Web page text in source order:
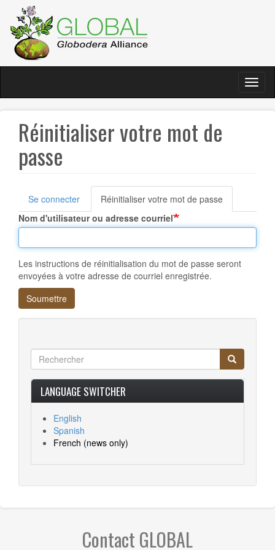
main
content
Réinitialiser votre mot de
passe
Onglets
principaux
Se connecter
Réinitialiser votre mot de passe
Nom d'utilisateur ou adresse courriel
Les instructions de réinitialisation du mot de passe seront
envoyées à votre adresse de courriel enregistrée.
Soumettre
Search
Rechercher Rechercher
LANGUAGE SWITCHER
English
Spanish
French (news only)
Contact GLOBAL